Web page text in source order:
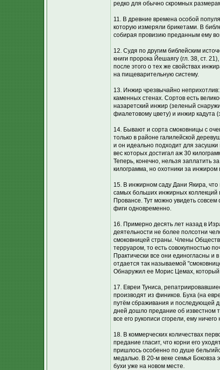
редко для обычно скромных
11. В древние времена особой
которую измеряли брикетами. В
собирая провизию преданным ему
12. Судя по другим библейским
книги пророка Йешаягу (гл. 38, ст.
после этого о тех же свойствах
на пищеварительную систему.
13. Инжир чрезвычайно
каменных стенах. Сортов есть
назаретский инжир (зеленый
фиалетовому цвету) и инжир кадута
14. Бывают и сорта смоковницы с
только в районе галилейской
и он идеально подходит для
вес которых достигал аж 30
Теперь, конечно, нельзя заплатить
килограмма, но охотники за
15. В инжирном саду Дани Якира, что
самых больших инжирных
Провансе. Тут можно увидеть
фиги одновременно.
16. Примерно десять лет назад в
деятельности не более полсотни
смоковницей страны. Члены
терруаром, то есть совокупностью
Практически все они единогласны и
отдается так называемой
Обнаружил ее Морис Цемах,
17. Евреи Туниса,
производят из фиников. Буха (на
путём сбраживания и последующей
дней дошло предание об известном
все его рукописи сгорели, ему
18. В коммерческих количествах
предание гласит, что корни его
пришлось особенно по душе
медалью. В 20-м веке семья Боковза
бухи уже на новом месте.